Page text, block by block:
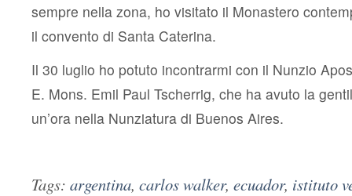
sempre nella zona, ho visitato il Monastero
il convento di Santa Caterina.
Il 30 luglio ho potuto incontrarmi con il Nunzio
E. Mons. Emil Paul Tscherrig, che ha avuto la
un’ora nella Nunziatura di Buenos Aires.
Tags: argentina, carlos walker, ecuador, istituto